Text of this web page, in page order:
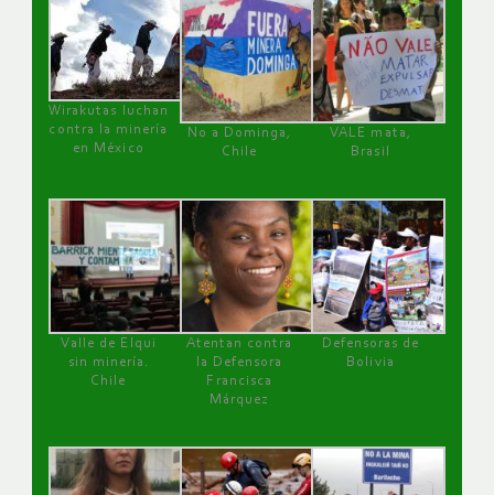
Wirakutas luchan
contra la minería
en México
No a Dominga,
Chile
VALE mata,
Brasil
Valle de Elqui
sin minería.
Chile
Atentan contra
la Defensora
Francisca
Márquez
Defensoras de
Bolivia